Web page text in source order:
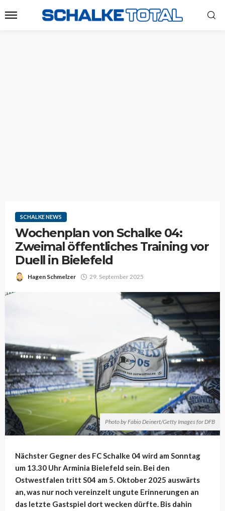
SCHALKE NEWS
Wochenplan von Schalke 04:
Zweimal öffentliches Training vor
Duell in Bielefeld
Hagen Schmelzer 29. September 2025
Photo by Fabio Deinert/Getty Images for DFB
Nächster Gegner des FC Schalke 04 wird am Sonntag
um 13.30 Uhr Arminia Bielefeld sein. Bei den
Ostwestfalen tritt S04 am 5. Oktober 2025 auswärts
an, was nur noch vereinzelt ungute Erinnerungen an
das letzte Gastspiel dort wecken dürfte. Bis dahin